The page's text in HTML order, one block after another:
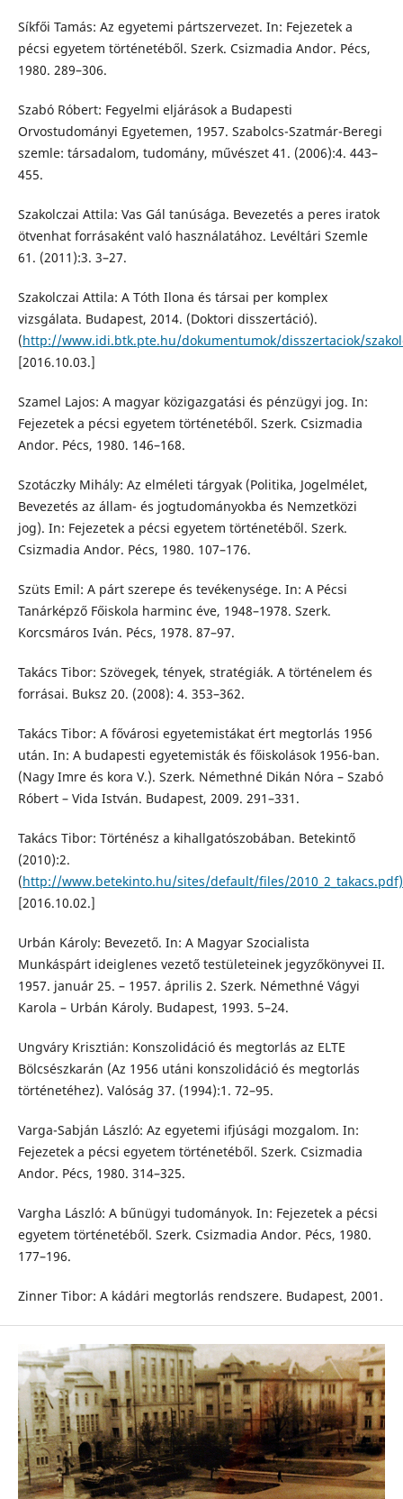
Síkfői Tamás: Az egyetemi pártszervezet. In: Fejezetek a
pécsi egyetem történetéből. Szerk. Csizmadia Andor. Pécs,
1980. 289–306.
Szabó Róbert: Fegyelmi eljárások a Budapesti
Orvostudományi Egyetemen, 1957. Szabolcs-Szatmár-Beregi
szemle: társadalom, tudomány, művészet 41. (2006):4. 443–
455.
Szakolczai Attila: Vas Gál tanúsága. Bevezetés a peres iratok
ötvenhat forrásaként való használatához. Levéltári Szemle
61. (2011):3. 3–27.
Szakolczai Attila: A Tóth Ilona és társai per komplex
vizsgálata. Budapest, 2014. (Doktori disszertáció).
(http://www.idi.btk.pte.hu/dokumentumok/disszertaciok/
[2016.10.03.]
Szamel Lajos: A magyar közigazgatási és pénzügyi jog. In:
Fejezetek a pécsi egyetem történetéből. Szerk. Csizmadia
Andor. Pécs, 1980. 146–168.
Szotáczky Mihály: Az elméleti tárgyak (Politika, Jogelmélet,
Bevezetés az állam- és jogtudományokba és Nemzetközi
jog). In: Fejezetek a pécsi egyetem történetéből. Szerk.
Csizmadia Andor. Pécs, 1980. 107–176.
Szüts Emil: A párt szerepe és tevékenysége. In: A Pécsi
Tanárképző Főiskola harminc éve, 1948–1978. Szerk.
Korcsmáros Iván. Pécs, 1978. 87–97.
Takács Tibor: Szövegek, tények, stratégiák. A történelem és
forrásai. Buksz 20. (2008): 4. 353–362.
Takács Tibor: A fővárosi egyetemistákat ért megtorlás 1956
után. In: A budapesti egyetemisták és főiskolások 1956-ban.
(Nagy Imre és kora V.). Szerk. Némethné Dikán Nóra – Szabó
Róbert – Vida István. Budapest, 2009. 291–331.
Takács Tibor: Történész a kihallgatószobában. Betekintő
(2010):2.
(http://www.betekinto.hu/sites/default/files/2010_2_takacs.pdf)
[2016.10.02.]
Urbán Károly: Bevezető. In: A Magyar Szocialista
Munkáspárt ideiglenes vezető testületeinek jegyzőkönyvei II.
1957. január 25. – 1957. április 2. Szerk. Némethné Vágyi
Karola – Urbán Károly. Budapest, 1993. 5–24.
Ungváry Krisztián: Konszolidáció és megtorlás az ELTE
Bölcsészkarán (Az 1956 utáni konszolidáció és megtorlás
történetéhez). Valóság 37. (1994):1. 72–95.
Varga-Sabján László: Az egyetemi ifjúsági mozgalom. In:
Fejezetek a pécsi egyetem történetéből. Szerk. Csizmadia
Andor. Pécs, 1980. 314–325.
Vargha László: A bűnügyi tudományok. In: Fejezetek a pécsi
egyetem történetéből. Szerk. Csizmadia Andor. Pécs, 1980.
177–196.
Zinner Tibor: A kádári megtorlás rendszere. Budapest, 2001.